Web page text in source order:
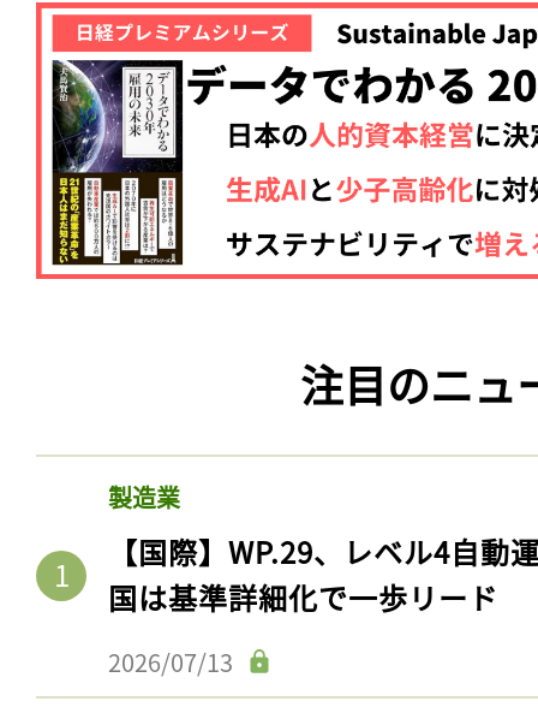
注目のニュ
製造業
【国際】WP.29、レベル4自動
国は基準詳細化で一歩リード
2026/07/13